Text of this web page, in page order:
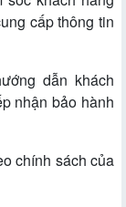
cấp thông tin
dẫn khách
nhận bảo hành
chính sách của